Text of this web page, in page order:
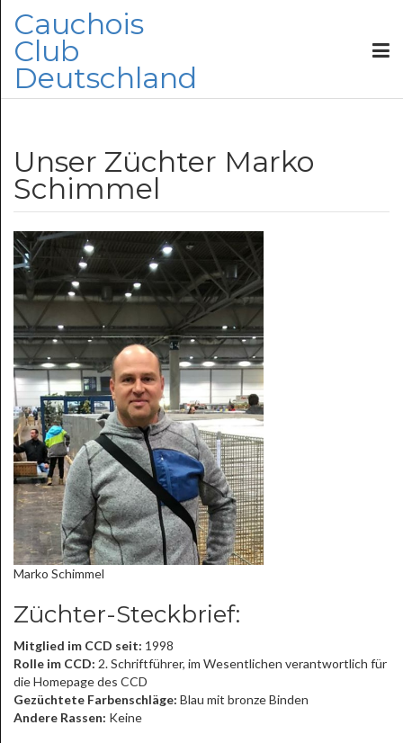
Cauchois
Club
Deutschland
Unser Züchter Marko
Schimmel
Marko Schimmel
Züchter-Steckbrief:
Mitglied im CCD seit: 1998
Rolle im CCD: 2. Schriftführer, im Wesentlichen verantwortlich für
die Homepage des CCD
Gezüchtete Farbenschläge: Blau mit bronze Binden
Andere Rassen: Keine